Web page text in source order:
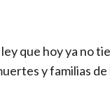
que hoy ya no
y familias